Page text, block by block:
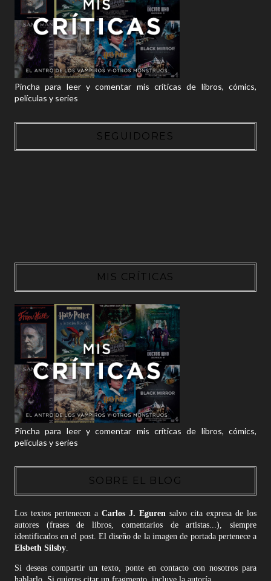
Pincha para leer y comentar mis críticas de libros, cómics,
películas y series
SEGUIDORES
MIS CRÍTICAS
Pincha para leer y comentar mis críticas de libros, cómics,
películas y series
SOBRE EL BLOG
Los textos pertenecen a Carlos J. Egurensalvo cita expresa de los
autores (frases de libros, comentarios de artistas...), siempre
identificados en el post. El diseño de la imagen de portada pertenece a
Elsbeth Silsby.
Si deseas compartir un texto, ponte en contacto con nosotros para